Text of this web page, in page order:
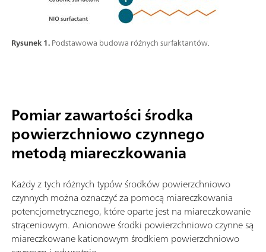
Rysunek 1.Podstawowa budowa różnych surfaktantów.
Pomiar zawartości środka
powierzchniowo czynnego
metodą miareczkowania
Każdy z tych różnych typów środków powierzchniowo
czynnych można oznaczyć za pomocą miareczkowania
potencjometrycznego, które oparte jest na miareczkowanie
strąceniowym. Anionowe środki powierzchniowo czynne są
miareczkowane kationowym środkiem powierzchniowo